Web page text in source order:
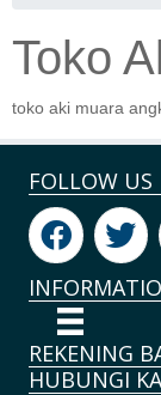
Toko
toko aki muara
FOLLOW US
REKENING
HUBUNGI